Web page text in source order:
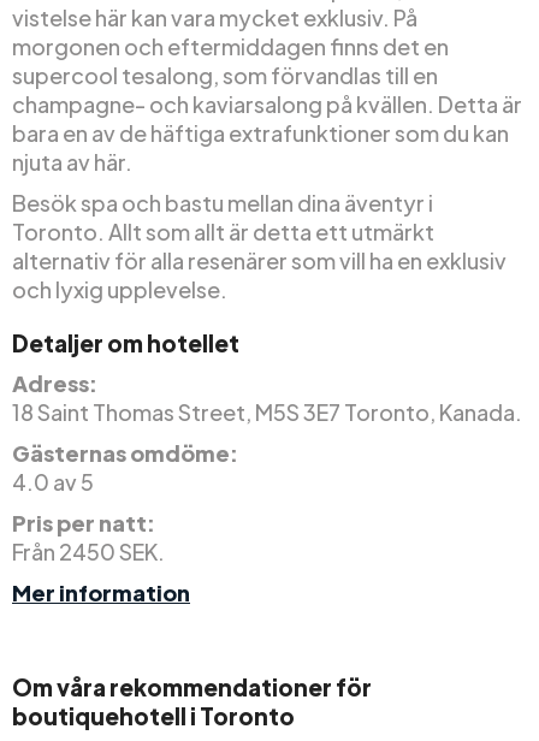
vistelse här kan vara mycket exklusiv. På
morgonen och eftermiddagen finns det en
supercool tesalong, som förvandlas till en
champagne- och kaviarsalong på kvällen. Detta är
bara en av de häftiga extrafunktioner som du kan
njuta av här.
Besök spa och bastu mellan dina äventyr i
Toronto. Allt som allt är detta ett utmärkt
alternativ för alla resenärer som vill ha en exklusiv
och lyxig upplevelse.
Detaljer om hotellet
Adress:
18 Saint Thomas Street, M5S 3E7 Toronto, Kanada.
Gästernas omdöme:
4.0 av 5
Pris per natt:
Från 2450 SEK.
Mer information
Om våra rekommendationer för
boutiquehotell i Toronto